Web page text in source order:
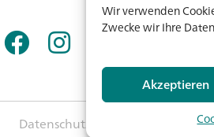
Wir verwenden
Zwecke wir Ihre
Akzeptieren
Datenschutz